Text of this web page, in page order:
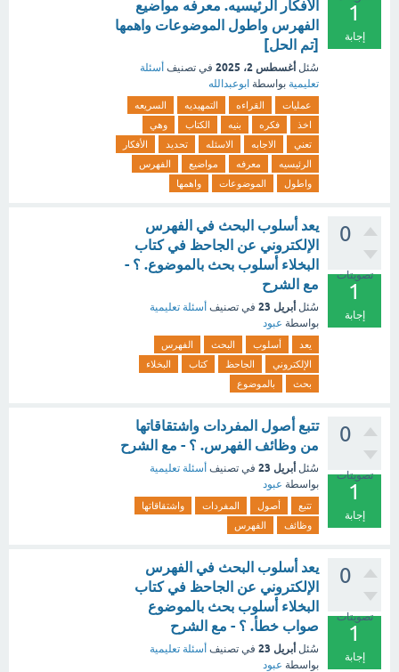
1
إجابة
الأفكار الرئيسيه. معرفه مواضيع
الفهرس واطول الموضوعات واهمها
[تم الحل]
سُئل أغسطس 2، 2025 في تصنيف أسئلة
تعليمية بواسطة ابوعبدالله
عمليات القراءه التمهيديه
السريعه
اخذ
فكره بنيه الكتاب
وهي
تعني
الاجابه الاسئله تحديد
الأفكار
الرئيسيه
معرفه مواضيع
الفهرس
واطول
الموضوعات واهمها
0
تصويتات
1
إجابة
يعد أسلوب البحث في الفهرس
الإلكتروني عن الجاحظ في كتاب
البخلاء أسلوب بحث بالموضوع. ؟ -
مع الشرح
سُئل أبريل 23 في تصنيف أسئلة تعليمية
بواسطة عبود
يعد أسلوب البحث
الفهرس
الإلكتروني
الجاحظ كتاب
البخلاء
بحث
بالموضوع
0
تصويتات
1
إجابة
تتبع أصول المفردات واشتقاقاتها
من وظائف الفهرس. ؟ - مع الشرح
سُئل أبريل 23 في تصنيف أسئلة تعليمية
بواسطة عبود
تتبع أصول المفردات
واشتقاقاتها
وظائف
الفهرس
0
تصويتات
1
إجابة
يعد أسلوب البحث في الفهرس
الإلكتروني عن الجاحظ في كتاب
البخلاء أسلوب بحث بالموضوع
صواب خطأ. ؟ - مع الشرح
سُئل أبريل 23 في تصنيف أسئلة تعليمية
بواسطة عبود